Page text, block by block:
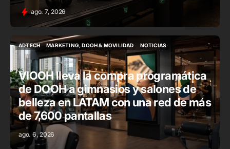
ago. 7, 2026
ADTECH
ADTECH
MARKETING, DOOH & MOVILIDAD
MARKETING, DOOH & MOVILIDAD
NOTICIAS
NOTICIAS
VIOOH lleva la compra programática
de DOOH a gimnasios y salones de
belleza en LATAM con una red de más
de 7,600 pantallas
ago. 6, 2026